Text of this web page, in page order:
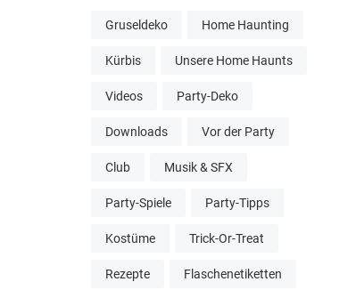
Gruseldeko Home Haunting
Kürbis Unsere Home Haunts
Videos Party-Deko
Downloads Vor der Party
Club Musik & SFX
Party-Spiele Party-Tipps
Kostüme Trick-Or-Treat
Rezepte Flaschenetiketten